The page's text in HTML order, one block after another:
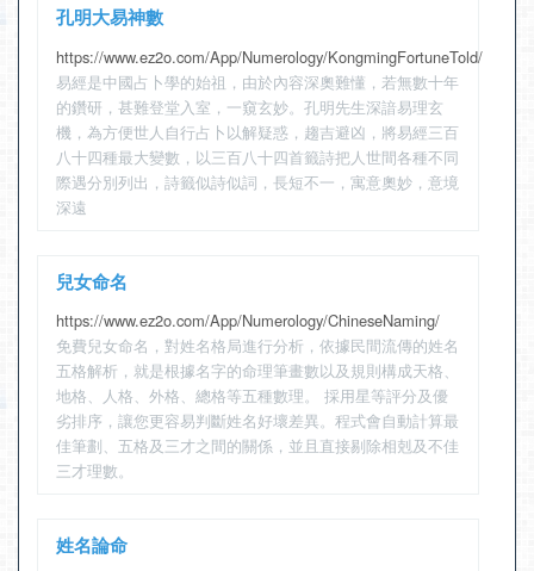
孔明大易神數
https://www.ez2o.com/App/Numerology/KongmingFortuneTold/
易經是中國占卜學的始祖，由於內容深奧難懂，若無數十年
的鑽研，甚難登堂入室，一窺玄妙。孔明先生深諳易理玄
機，為方便世人自行占卜以解疑惑，趨吉避凶，將易經三百
八十四種最大變數，以三百八十四首籤詩把人世間各種不同
際遇分別列出，詩籤似詩似詞，長短不一，寓意奧妙，意境
深遠
兒女命名
https://www.ez2o.com/App/Numerology/ChineseNaming/
免費兒女命名，對姓名格局進行分析，依據民間流傳的姓名
五格解析，就是根據名字的命理筆畫數以及規則構成天格、
地格、人格、外格、總格等五種數理。 採用星等評分及優
劣排序，讓您更容易判斷姓名好壞差異。程式會自動計算最
佳筆劃、五格及三才之間的關係，並且直接剔除相剋及不佳
三才理數。
姓名論命